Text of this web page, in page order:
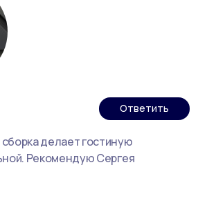
делает гостиную
Рекомендую Сергея
Ответить